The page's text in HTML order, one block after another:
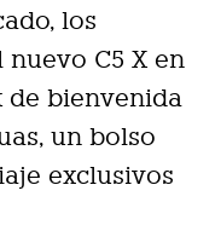
los
C5 X en
de bienvenida
un bolso
exclusivos